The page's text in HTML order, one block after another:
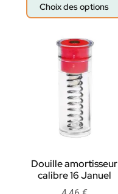
Choix des options
Douille amortisseur
calibre 16 Januel